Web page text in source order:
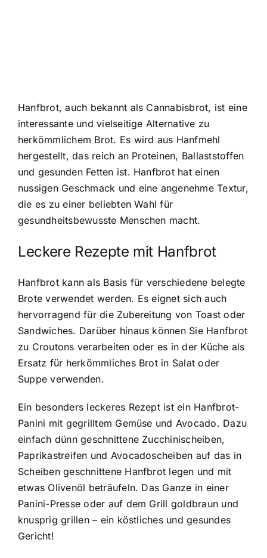
Hanfbrot, auch bekannt als Cannabisbrot, ist eine
interessante und vielseitige Alternative zu
herkömmlichem Brot. Es wird aus Hanfmehl
hergestellt, das reich an Proteinen, Ballaststoffen
und gesunden Fetten ist. Hanfbrot hat einen
nussigen Geschmack und eine angenehme Textur,
die es zu einer beliebten Wahl für
gesundheitsbewusste Menschen macht.
Leckere Rezepte mit Hanfbrot
Hanfbrot kann als Basis für verschiedene belegte
Brote verwendet werden. Es eignet sich auch
hervorragend für die Zubereitung von Toast oder
Sandwiches. Darüber hinaus können Sie Hanfbrot
zu Croutons verarbeiten oder es in der Küche als
Ersatz für herkömmliches Brot in Salat oder
Suppe verwenden.
Ein besonders leckeres Rezept ist ein Hanfbrot-
Panini mit gegrilltem Gemüse und Avocado. Dazu
einfach dünn geschnittene Zucchinischeiben,
Paprikastreifen und Avocadoscheiben auf das in
Scheiben geschnittene Hanfbrot legen und mit
etwas Olivenöl beträufeln. Das Ganze in einer
Panini-Presse oder auf dem Grill goldbraun und
knusprig grillen – ein köstliches und gesundes
Gericht!